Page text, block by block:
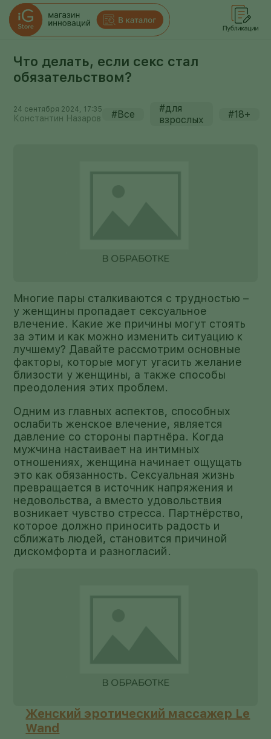
Что делать, если секс стал
обязательством?
24 сентября 2024, 17:35
Константин Назаров #Все
#для
взрослых
#18+
Многие пары сталкиваются с трудностью –
у женщины пропадает сексуальное
влечение. Какие же причины могут стоять
за этим и как можно изменить ситуацию к
лучшему? Давайте рассмотрим основные
факторы, которые могут угасить желание
близости у женщины, а также способы
преодоления этих проблем.
Одним из главных аспектов, способных
ослабить женское влечение, является
давление со стороны партнёра. Когда
мужчина настаивает на интимных
отношениях, женщина начинает ощущать
это как обязанность. Сексуальная жизнь
превращается в источник напряжения и
недовольства, а вместо удовольствия
возникает чувство стресса. Партнёрство,
которое должно приносить радость и
сближать людей, становится причиной
дискомфорта и разногласий.
Женский эротический массажер Le
Wand